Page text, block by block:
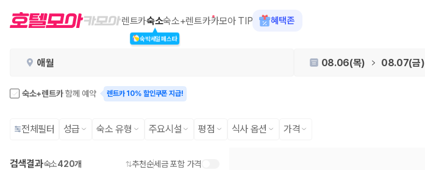
카모아 - 애월 호텔 | 최저가 가격비교
렌트카숙소
숙박세일페스타
숙소+렌트카카모아 TIP 혜택존
애월 08.06(목) 08.07(금)
숙소+렌트카함께 예약 렌트카 10% 할인쿠폰 지급!
전체필터 성급 숙소 유형 주요시설 평점 식사 옵션 가격
검색결과숙소420개 추천순세금 포함 가격